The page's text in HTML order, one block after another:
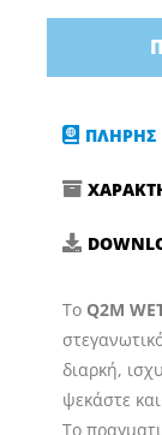
ΠΛΗΡΗΣ
Το Q2M
διαρκή,
ψεκάστε
Το